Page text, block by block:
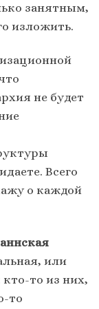
занятным,
изложить.
не будет
Всего
о каждой
или
то из них,
то